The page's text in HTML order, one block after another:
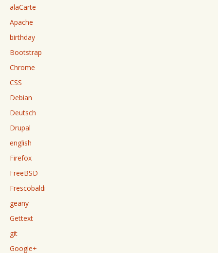
alaCarte
Apache
birthday
Bootstrap
Chrome
CSS
Debian
Deutsch
Drupal
english
Firefox
FreeBSD
Frescobaldi
geany
Gettext
git
Google+